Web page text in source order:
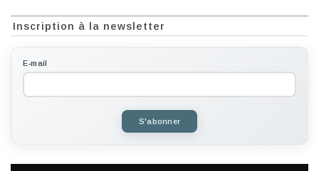
Inscription à la newsletter
E-mail
S'abonner